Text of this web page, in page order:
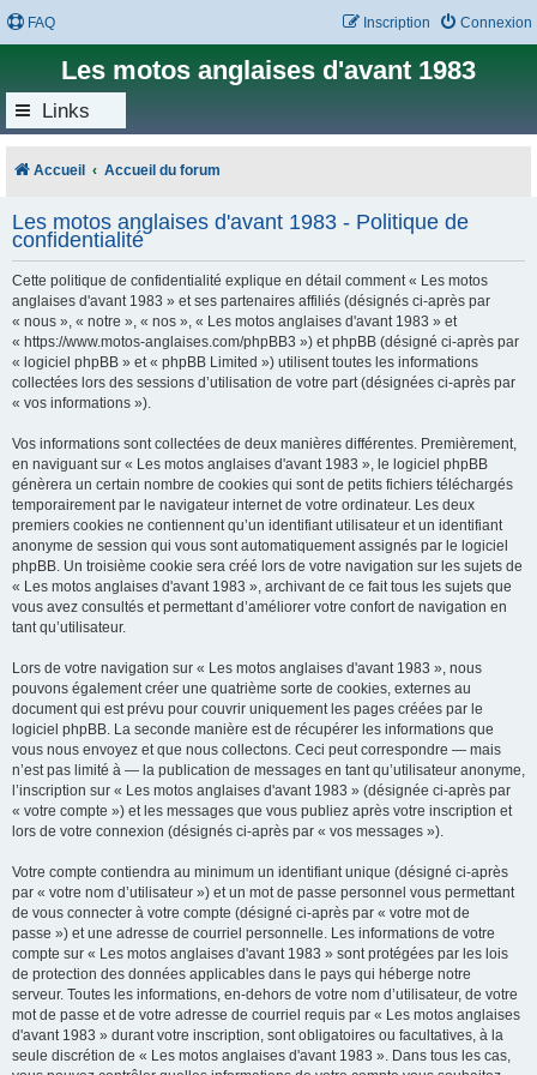
FAQ Connexion
Inscription
Les motos anglaises d'avant 1983
Links
Accueil Accueil du forum
Les motos anglaises d'avant 1983 - Politique de
confidentialité
Cette politique de confidentialité explique en détail comment « Les motos
anglaises d'avant 1983 » et ses partenaires affiliés (désignés ci-après par
« nous », « notre », « nos », « Les motos anglaises d'avant 1983 » et
« https://www.motos-anglaises.com/phpBB3 ») et phpBB (désigné ci-après par
« logiciel phpBB » et « phpBB Limited ») utilisent toutes les informations
collectées lors des sessions d’utilisation de votre part (désignées ci-après par
« vos informations »).
Vos informations sont collectées de deux manières différentes. Premièrement,
en naviguant sur « Les motos anglaises d'avant 1983 », le logiciel phpBB
génèrera un certain nombre de cookies qui sont de petits fichiers téléchargés
temporairement par le navigateur internet de votre ordinateur. Les deux
premiers cookies ne contiennent qu’un identifiant utilisateur et un identifiant
anonyme de session qui vous sont automatiquement assignés par le logiciel
phpBB. Un troisième cookie sera créé lors de votre navigation sur les sujets de
« Les motos anglaises d'avant 1983 », archivant de ce fait tous les sujets que
vous avez consultés et permettant d’améliorer votre confort de navigation en
tant qu’utilisateur.
Lors de votre navigation sur « Les motos anglaises d'avant 1983 », nous
pouvons également créer une quatrième sorte de cookies, externes au
document qui est prévu pour couvrir uniquement les pages créées par le
logiciel phpBB. La seconde manière est de récupérer les informations que
vous nous envoyez et que nous collectons. Ceci peut correspondre — mais
n’est pas limité à — la publication de messages en tant qu’utilisateur anonyme,
l’inscription sur « Les motos anglaises d'avant 1983 » (désignée ci-après par
« votre compte ») et les messages que vous publiez après votre inscription et
lors de votre connexion (désignés ci-après par « vos messages »).
Votre compte contiendra au minimum un identifiant unique (désigné ci-après
par « votre nom d’utilisateur ») et un mot de passe personnel vous permettant
de vous connecter à votre compte (désigné ci-après par « votre mot de
passe ») et une adresse de courriel personnelle. Les informations de votre
compte sur « Les motos anglaises d'avant 1983 » sont protégées par les lois
de protection des données applicables dans le pays qui héberge notre
serveur. Toutes les informations, en-dehors de votre nom d’utilisateur, de votre
mot de passe et de votre adresse de courriel requis par « Les motos anglaises
d'avant 1983 » durant votre inscription, sont obligatoires ou facultatives, à la
seule discrétion de « Les motos anglaises d'avant 1983 ». Dans tous les cas,